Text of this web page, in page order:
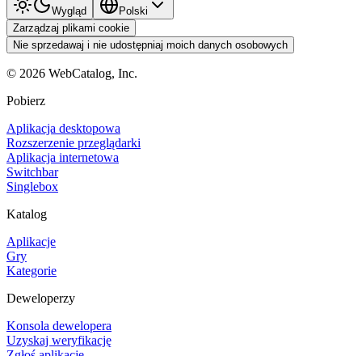
Wygląd
Polski
Zarządzaj plikami cookie
Nie sprzedawaj i nie udostępniaj moich danych osobowych
© 2026 WebCatalog, Inc.
Pobierz
Aplikacja desktopowa
Rozszerzenie przeglądarki
Aplikacja internetowa
Switchbar
Singlebox
Katalog
Aplikacje
Gry
Kategorie
Deweloperzy
Konsola dewelopera
Uzyskaj weryfikację